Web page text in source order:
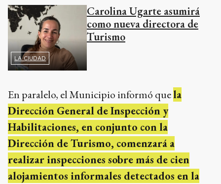
LA CIUDAD
Carolina Ugarte asumirá
como nueva directora de
Turismo
En paralelo, el Municipio informó quela
Dirección General de Inspección y
Habilitaciones, en conjunto con la
Dirección de Turismo, comenzará a
realizar inspecciones sobre más de cien
alojamientos informales detectados en la